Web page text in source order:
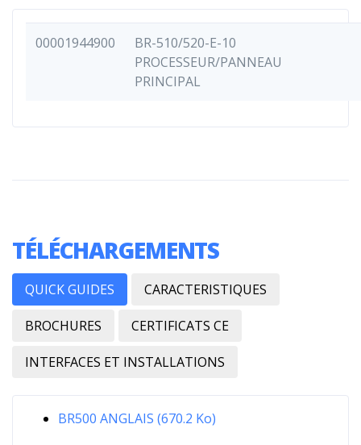
00001944900
BR-510/520-E-10
PROCESSEUR/PANNEAU
PRINCIPAL
TÉLÉCHARGEMENTS
QUICK GUIDES CARACTERISTIQUES
BROCHURES CERTIFICATS CE
INTERFACES ET INSTALLATIONS
BR500 ANGLAIS (670.2 Ko)